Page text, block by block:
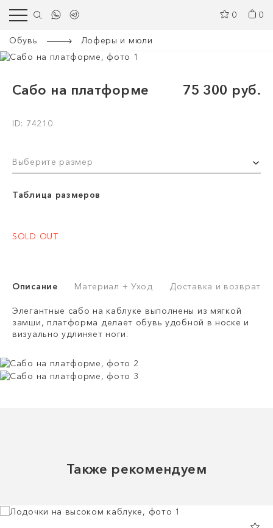
0 0
Обувь Лоферы и мюли
Сабо на платформе 75 300 руб.
ID: 74210
Выберите размер
Таблица размеров
SOLD OUT
Описание Материал + Уход Доставка и возврат
Элегантные сабо на каблуке выполнены из мягкой
замши, платформа делает обувь удобной в носке и
визуально удлиняет ноги.
Также рекомендуем